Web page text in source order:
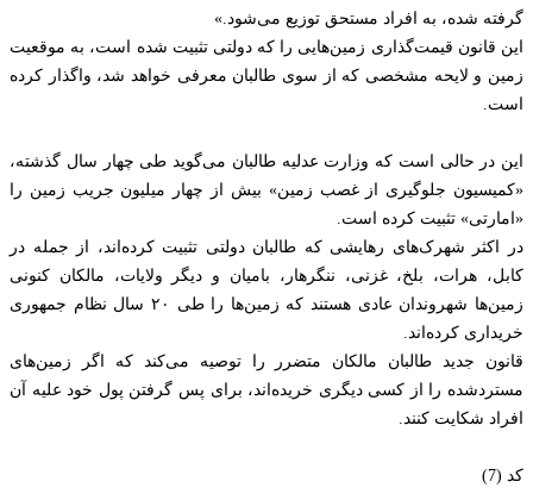
گرفته شده، به افراد مستحق توزیع می‌شود.»
این قانون قیمت‌گذاری زمین‌هایی را که دولتی تثبیت شده است، به موقعیت
زمین و لایحه مشخصی که از سوی طالبان معرفی خواهد شد، واگذار کرده
است.
این در حالی است که وزارت عدلیه طالبان می‌گوید طی چهار سال گذشته،
«کمیسیون جلوگیری از غصب زمین» بیش از چهار میلیون جریب زمین را
«امارتی» تثبیت کرده است.
در اکثر شهرک‌های رهایشی که طالبان دولتی تثبیت کرده‌اند، از جمله در
کابل، هرات، بلخ، غزنی، ننگرهار، بامیان و دیگر ولایات، مالکان کنونی
زمین‌ها شهروندان عادی هستند که زمین‌ها را طی ۲۰ سال نظام جمهوری
خریداری کرده‌اند.
قانون جدید طالبان مالکان متضرر را توصیه می‌کند که اگر زمین‌های
مستردشده را از کسی دیگری خریده‌‎اند، برای پس گرفتن پول خود علیه آن
افراد شکایت کنند.
کد (7)